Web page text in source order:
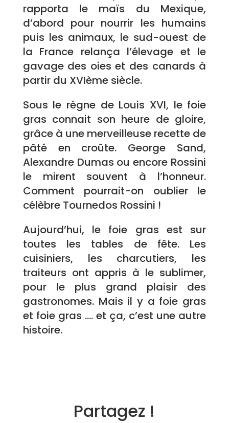
rapporta le maïs du Mexique,
d’abord pour nourrir les humains
puis les animaux, le sud-ouest de
la France relança l’élevage et le
gavage des oies et des canards à
partir du XVIème siècle.
Sous le règne de Louis XVI, le foie
gras connait son heure de gloire,
grâce à une merveilleuse recette de
pâté en croûte. George Sand,
Alexandre Dumas ou encore Rossini
le mirent souvent à l’honneur.
Comment pourrait-on oublier le
célèbre Tournedos Rossini !
Aujourd’hui, le foie gras est sur
toutes les tables de fête. Les
cuisiniers, les charcutiers, les
traiteurs ont appris à le sublimer,
pour le plus grand plaisir des
gastronomes. Mais il y a foie gras
et foie gras …. et ça, c’est une autre
histoire.
Partagez !